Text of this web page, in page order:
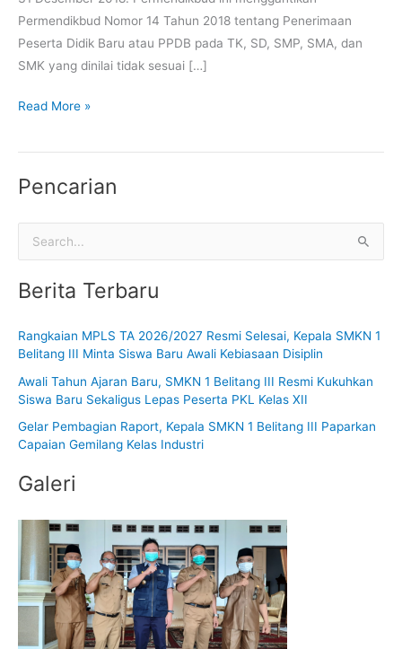
Permendikbud Nomor 14 Tahun 2018 tentang Penerimaan
Peserta Didik Baru atau PPDB pada TK, SD, SMP, SMA, dan
SMK yang dinilai tidak sesuai […]
Read More »
Pencarian
u
t
k
Berita Terbaru
Rangkaian MPLS TA 2026/2027 Resmi Selesai, Kepala SMKN 1
Belitang III Minta Siswa Baru Awali Kebiasaan Disiplin
Awali Tahun Ajaran Baru, SMKN 1 Belitang III Resmi Kukuhkan
Siswa Baru Sekaligus Lepas Peserta PKL Kelas XII
Gelar Pembagian Raport, Kepala SMKN 1 Belitang III Paparkan
Capaian Gemilang Kelas Industri
Galeri